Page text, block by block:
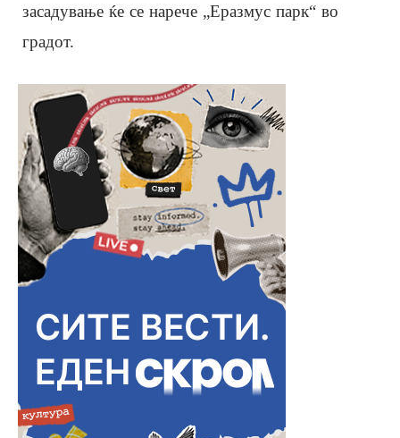
засадување ќе се нарече „Еразмус парк“ во
градот.